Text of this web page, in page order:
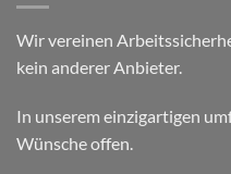
Wir vereinen
kein anderer Anbieter.
In unserem einzigartigen
Wünsche offen.